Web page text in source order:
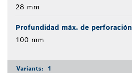
28 mm
Profundidad máx. de perforación
100 mm
Variants: 1